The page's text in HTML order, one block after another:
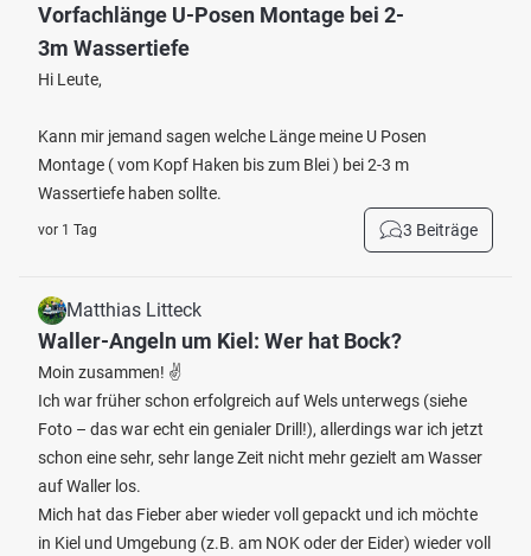
Vorfachlänge U-Posen Montage bei 2-
3m Wassertiefe
Hi Leute,
Kann mir jemand sagen welche Länge meine U Posen
Montage ( vom Kopf Haken bis zum Blei ) bei 2-3 m
Wassertiefe haben sollte.
vor 1 Tag 3 Beiträge
Matthias Litteck
Waller-Angeln um Kiel: Wer hat Bock?
Moin zusammen! ✌️
Ich war früher schon erfolgreich auf Wels unterwegs (siehe
Foto – das war echt ein genialer Drill!), allerdings war ich jetzt
schon eine sehr, sehr lange Zeit nicht mehr gezielt am Wasser
auf Waller los.
Mich hat das Fieber aber wieder voll gepackt und ich möchte
in Kiel und Umgebung (z.B. am NOK oder der Eider) wieder voll